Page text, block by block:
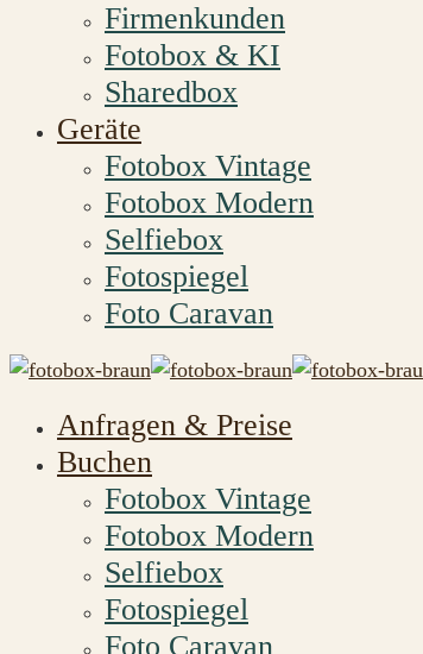
Firmenkunden
Fotobox & KI
Sharedbox
Geräte
Fotobox Vintage
Fotobox Modern
Selfiebox
Fotospiegel
Foto Caravan
Anfragen & Preise
Buchen
Fotobox Vintage
Fotobox Modern
Selfiebox
Fotospiegel
Foto Caravan